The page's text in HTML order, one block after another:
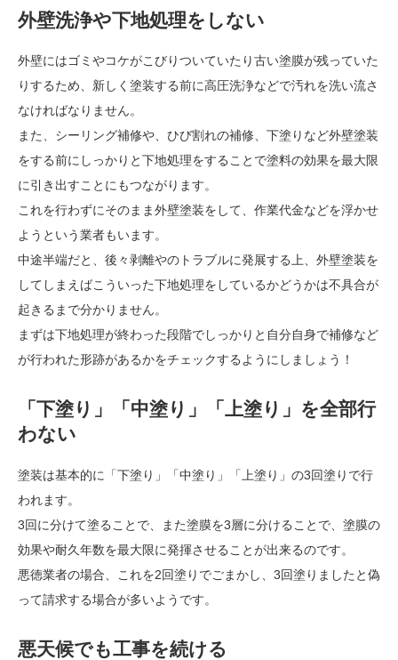
外壁洗浄や下地処理をしない
外壁にはゴミやコケがこびりついていたり古い塗膜が残っていた
りするため、新しく塗装する前に高圧洗浄などで汚れを洗い流さ
なければなりません。
また、シーリング補修や、ひび割れの補修、下塗りなど外壁塗装
をする前にしっかりと下地処理をすることで塗料の効果を最大限
に引き出すことにもつながります。
これを行わずにそのまま外壁塗装をして、作業代金などを浮かせ
ようという業者もいます。
中途半端だと、後々剥離やのトラブルに発展する上、外壁塗装を
してしまえばこういった下地処理をしているかどうかは不具合が
起きるまで分かりません。
まずは下地処理が終わった段階でしっかりと自分自身で補修など
が行われた形跡があるかをチェックするようにしましょう！
「下塗り」「中塗り」「上塗り」を全部行
わない
塗装は基本的に「下塗り」「中塗り」「上塗り」の3回塗りで行
われます。
3回に分けて塗ることで、また塗膜を3層に分けることで、塗膜の
効果や耐久年数を最大限に発揮させることが出来るのです。
悪徳業者の場合、これを2回塗りでごまかし、3回塗りましたと偽
って請求する場合が多いようです。
悪天候でも工事を続ける